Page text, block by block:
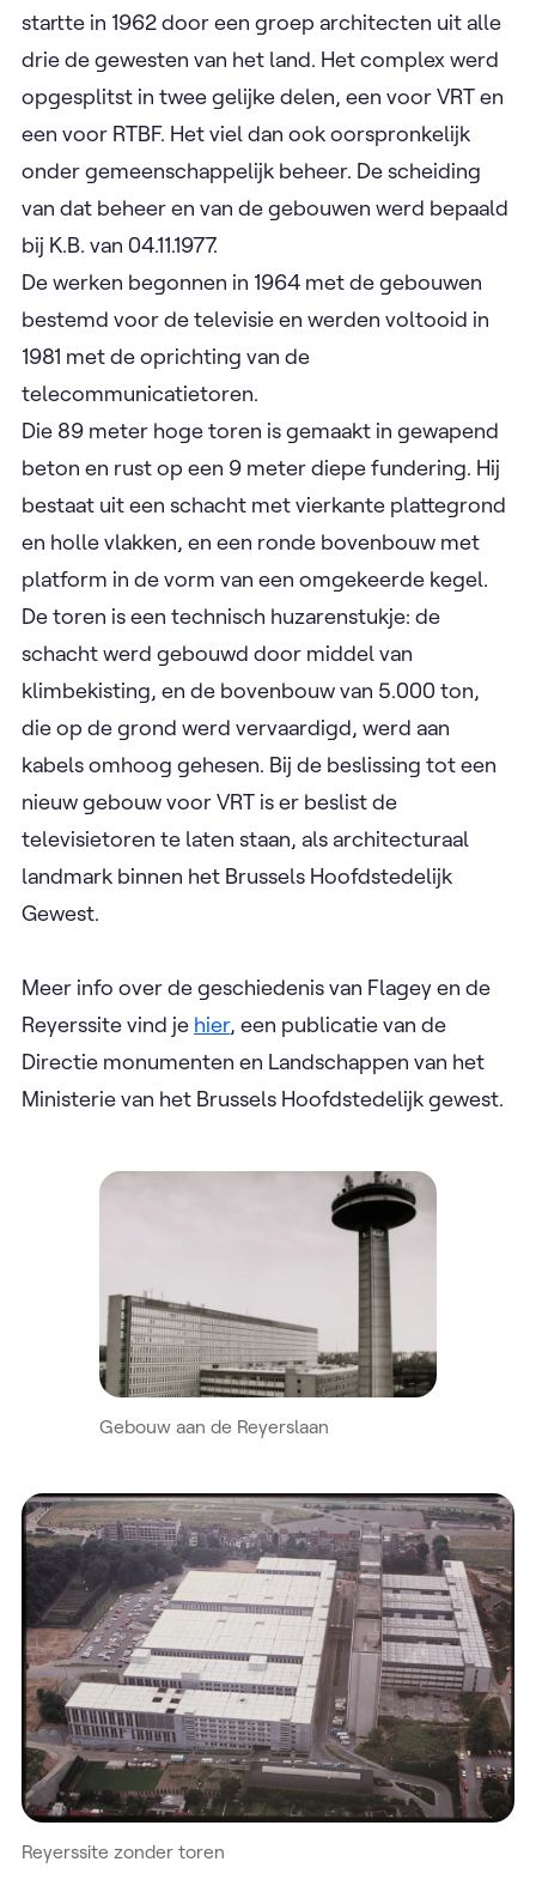
startte in 1962 door een groep architecten uit alle
drie de gewesten van het land. Het complex werd
opgesplitst in twee gelijke delen, een voor VRT en
een voor RTBF. Het viel dan ook oorspronkelijk
onder gemeenschappelijk beheer. De scheiding
van dat beheer en van de gebouwen werd bepaald
bij K.B. van 04.11.1977.
De werken begonnen in 1964 met de gebouwen
bestemd voor de televisie en werden voltooid in
1981 met de oprichting van de
telecommunicatietoren.
Die 89 meter hoge toren is gemaakt in gewapend
beton en rust op een 9 meter diepe fundering. Hij
bestaat uit een schacht met vierkante plattegrond
en holle vlakken, en een ronde bovenbouw met
platform in de vorm van een omgekeerde kegel.
De toren is een technisch huzarenstukje: de
schacht werd gebouwd door middel van
klimbekisting, en de bovenbouw van 5.000 ton,
die op de grond werd vervaardigd, werd aan
kabels omhoog gehesen. Bij de beslissing tot een
nieuw gebouw voor VRT is er beslist de
televisietoren te laten staan, als architecturaal
landmark binnen het Brussels Hoofdstedelijk
Gewest.
Meer info over de geschiedenis van Flagey en de
Reyerssite vind je hier, een publicatie van de
Directie monumenten en Landschappen van het
Ministerie van het Brussels Hoofdstedelijk gewest.
Gebouw aan de Reyerslaan
Reyerssite zonder toren